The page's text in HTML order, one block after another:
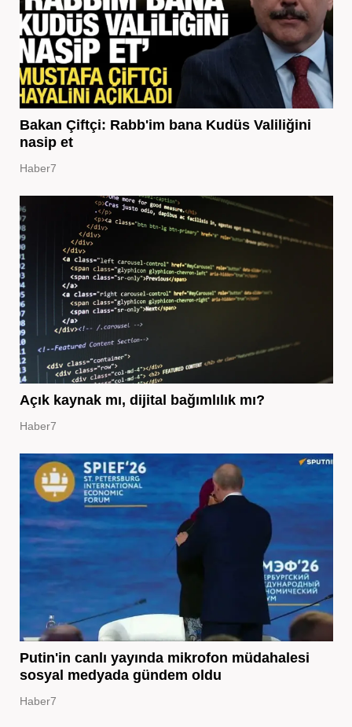
Bakan Çiftçi: Rabb'im bana Kudüs Valiliğini
nasip et
Haber7
Açık kaynak mı, dijital bağımlılık mı?
Haber7
Putin'in canlı yayında mikrofon müdahalesi
sosyal medyada gündem oldu
Haber7